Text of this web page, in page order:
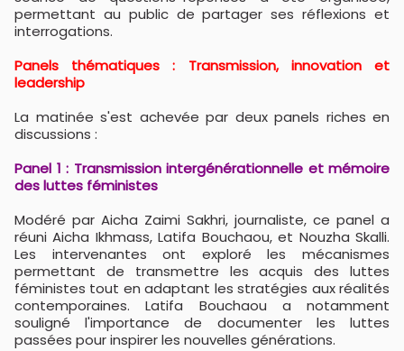
permettant au public de partager ses réflexions et
interrogations.
Panels thématiques : Transmission, innovation et
leadership
La matinée s'est achevée par deux panels riches en
discussions :
Panel 1 : Transmission intergénérationnelle et mémoire
des luttes féministes
Modéré par Aicha Zaimi Sakhri, journaliste, ce panel a
réuni Aicha Ikhmass, Latifa Bouchaou, et Nouzha Skalli.
Les intervenantes ont exploré les mécanismes
permettant de transmettre les acquis des luttes
féministes tout en adaptant les stratégies aux réalités
contemporaines. Latifa Bouchaou a notamment
souligné l'importance de documenter les luttes
passées pour inspirer les nouvelles générations.